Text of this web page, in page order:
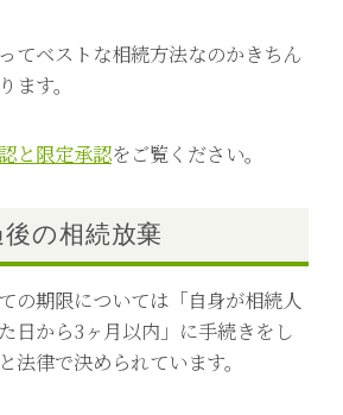
てベストな相続方法なのかきちん
ます。
と限定承認をご覧ください。
後の相続放棄
の期限については「自身が相続人
日から3ヶ月以内」に手続きをし
法律で決められています。